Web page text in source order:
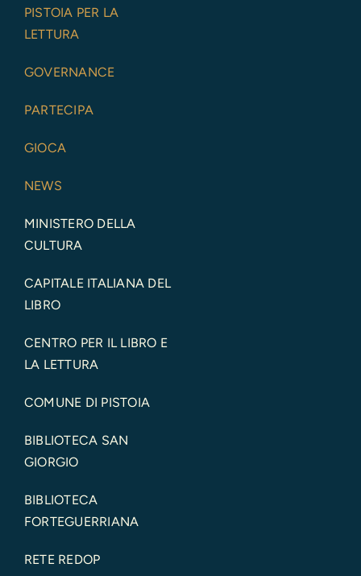
PISTOIA PER LA
LETTURA
GOVERNANCE
PARTECIPA
GIOCA
NEWS
MINISTERO DELLA
CULTURA
CAPITALE ITALIANA DEL
LIBRO
CENTRO PER IL LIBRO E
LA LETTURA
COMUNE DI PISTOIA
BIBLIOTECA SAN
GIORGIO
BIBLIOTECA
FORTEGUERRIANA
RETE REDOP